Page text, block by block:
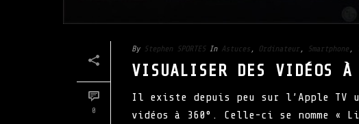
0
By Stephen SPORTES In Astuces , Ordinateur , Smartphone ,
VISUALISER DES VIDÉOS
Il existe depuis peu sur l’Apple TV
vidéos à 360°. Celle-ci se nomme